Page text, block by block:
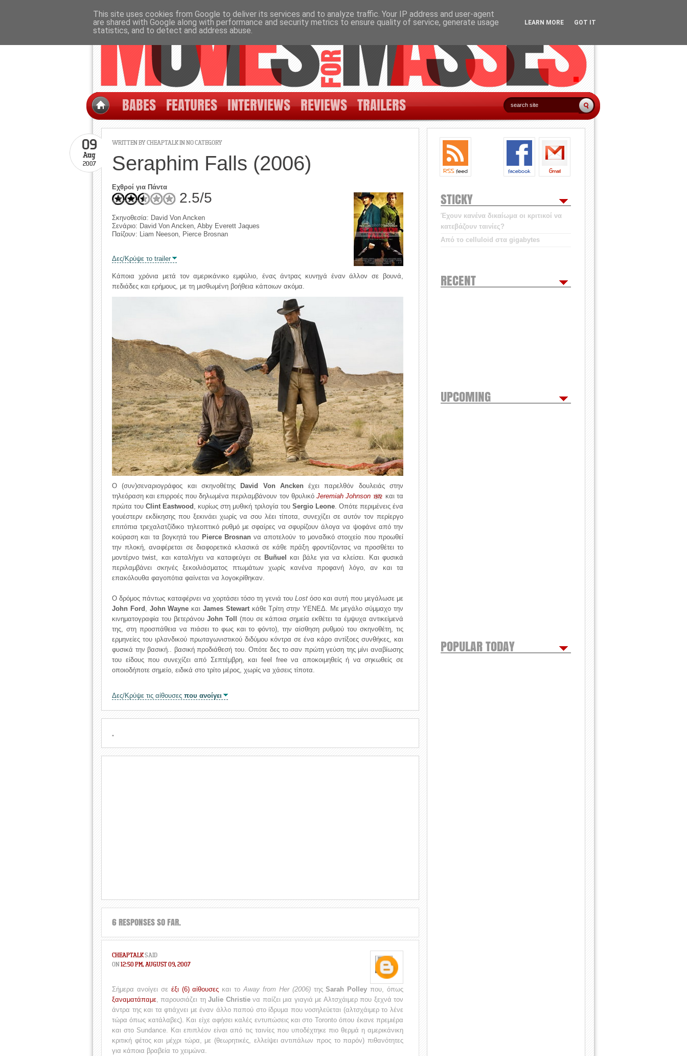
BABES FEATURES INTERVIEWS REVIEWS TRAILERS
WRITTEN BY CHEAPTALK IN NO CATEGORY
09
Aug
2007 Seraphim Falls (2006)
Εχθροί για Πάντα
2.5/5
Σκηνοθεσία: David Von Ancken
Σενάριο: David Von Ancken, Abby Everett Jaques
Παίζουν: Liam Neeson, Pierce Brosnan
Δες/Κρύψε το trailer
Κάποια χρόνια μετά τον αμερικάνικο εμφύλιο, ένας άντρας κυνηγά έναν άλλον σε βουνά,
πεδιάδες και ερήμους, με τη μισθωμένη βοήθεια κάποιων ακόμα.
Ο (συν)σεναριογράφος και σκηνοθέτης David Von Anckenέχει παρελθόν δουλειάς στην
τηλεόραση και επιρροές που δηλωμένα περιλαμβάνουν τον θρυλικό Jeremiah Johnson 1972
και τα
πρώτα τουClint Eastwood , κυρίως στη μυθική τριλογία του Sergio Leone. Οπότε περιμένεις ένα
γουέστερν εκδίκησης που ξεκινάει χωρίς να σου λέει τίποτα, συνεχίζει σε αυτόν τον περίεργο
επιτόπια τρεχαλατζίδικο τηλεοπτικό ρυθμό με σφαίρες να σφυρίζουν άλογα να ψοφάνε από την
κούραση και τα βογκητά του Pierce Brosnanνα αποτελούν το μοναδικό στοιχείο που προωθεί
την πλοκή, αναφέρεται σε διαφορετικά κλασικά σε κάθε πράξη φροντίζοντας να προσθέτει το
μοντέρνο twist, και καταλήγει να καταφεύγει σε Buñuel
και βάλε για να κλείσει. Και φυσικά
περιλαμβάνει σκηνές ξεκοιλιάσματος πτωμάτων χωρίς κανένα προφανή λόγο, αν και τα
επακόλουθα φαγοπότια φαίνεται να λογοκρίθηκαν.
Ο δρόμος πάντως καταφέρνει να χορτάσει τόσο τη γενιά του Lostόσο και αυτή που μεγάλωσε με
John Ford , John Wayne και James Stewartκάθε Τρίτη στην ΥΕΝΕΔ. Με μεγάλο σύμμαχο την
κινηματογραφία του βετεράνου John Toll
(που σε κάποια σημεία εκθέτει τα έμψυχα αντικείμενά
της, στη προσπάθεια να πιάσει το φως και το φόντο), την αίσθηση ρυθμού του σκηνοθέτη, τις
ερμηνείες του ιρλανδικού πρωταγωνιστικού διδύμου κόντρα σε ένα κάρο αντίξοες συνθήκες, και
φυσικά την βασική.. βασική προδιάθεσή του. Οπότε δες το σαν πρώτη γεύση της μίνι αναβίωσης
του είδους που συνεχίζει από Σεπτέμβρη, και feel free να αποκοιμηθείς ή να σηκωθείς σε
οποιοδήποτε σημείο, ειδικά στο τρίτο μέρος, χωρίς να χάσεις τίποτα.
Δες/Κρύψε τις αίθουσες που ανοίγει
.
6 RESPONSES SO FAR.
CHEAPTALKSAID
ON12:50 PM, AUGUST 09, 2007
Σήμερα ανοίγει σε έξι (6) αίθουσες και τοAway from Her (2006)τηςSarah Polley που, όπως
ξαναματάπαμε, παρουσιάζει τηJulie Christieνα παίζει μια γιαγιά με Αλτσχάιμερ που ξεχνά τον
άντρα της και τα φτιάχνει με έναν άλλο παπού στο ίδρυμα που νοσηλεύεται (αλτσχάιμερ το λένε
τώρα όπως κατάλαβες). Και είχε αφήσει καλές εντυπώσεις και στο Toronto όπου έκανε πρεμιέρα
και στο Sundance. Και επιπλέον είναι από τις ταινίες που υποδέχτηκε πιο θερμά η αμερικάνικη
κριτική φέτος και μέχρι τώρα, με (θεωρητικές, ελλείψει αντιπάλων προς το παρόν) πιθανότητες
για κάποια βραβεία το χειμώνα.
STICKY
Έχουν κανένα δικαίωμα οι κριτικοί να
κατεβάζουν ταινίες?
Από το celluloid στα gigabytes
RECENT
UPCOMING
POPULAR TODAY
This site uses cookies from Google to deliver its services and to analyze traffic. Your IP address and user-agent
are shared with Google along with performance and security metrics to ensure quality of service, generate usage
statistics, and to detect and address abuse.
LEARN MORE GOT IT